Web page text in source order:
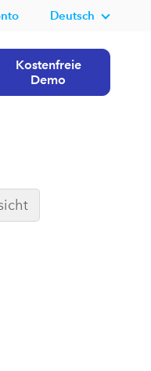
Deutsch
Kostenfreie
Demo